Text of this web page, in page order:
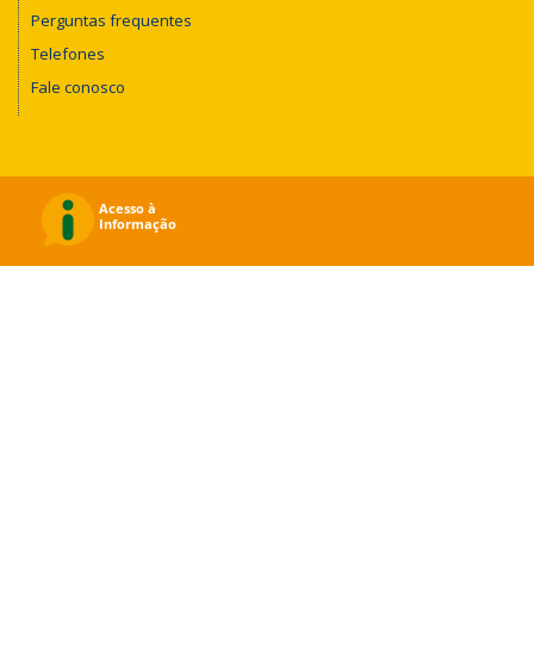
Perguntas frequentes
Telefones
Fale conosco